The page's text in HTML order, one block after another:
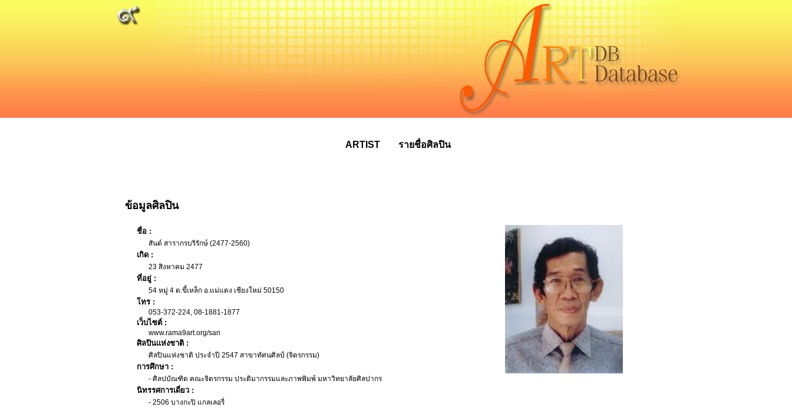
ARTIST รายชื่อศิลปิน
ข้อมูลศิลปิน
ชื่อ :
สันต์ สารากรบริรักษ์ (2477-2560)
เกิด :
23 สิงหาคม 2477
ที่อยู่ :
54 หมู่ 4 ต.ขี้เหล็ก อ.แม่แตง เชียงใหม่ 50150
โทร :
053-372-224, 08-1881-1877
เว็บไซต์ :
www.rama9art.org/san
ศิลปินแห่งชาติ :
ศิลปินแห่งชาติ ประจำปี 2547 สาขาทัศนศิลป์ (จิตรกรรม)
การศึกษา :
- ศิลปบัณฑิต คณะจิตรกรรม ประติมากรรมและภาพพิมพ์ มหาวิทยาลัยศิลปากร
นิทรรศการเดี่ยว :
- 2506 บางกะปิ แกลเลอรี่